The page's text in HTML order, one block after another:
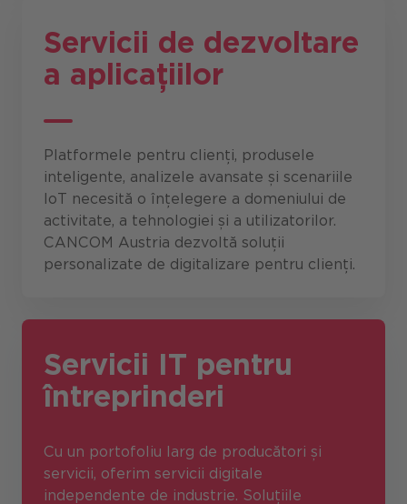
Servicii de dezvoltare
a aplicațiilor
Platformele pentru clienți, produsele
inteligente, analizele avansate și scenariile
IoT necesită o înțelegere a domeniului de
activitate, a tehnologiei și a utilizatorilor.
CANCOM Austria dezvoltă soluții
personalizate de digitalizare pentru clienți.
Servicii IT pentru
întreprinderi
Cu un portofoliu larg de producători și
servicii, oferim servicii digitale
independente de industrie. Soluțiile